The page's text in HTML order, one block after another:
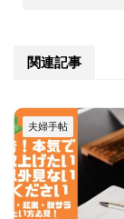
関連記事
夫婦手帖